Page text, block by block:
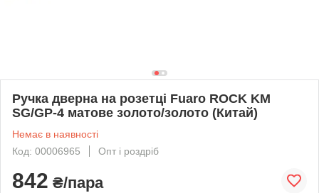
Ручка дверна на розетці Fuaro ROCK KM
SG/GP-4 матове золото/золото (Китай)
Немає в наявності
Код: 00006965
Опт і роздріб
842 ₴/пара